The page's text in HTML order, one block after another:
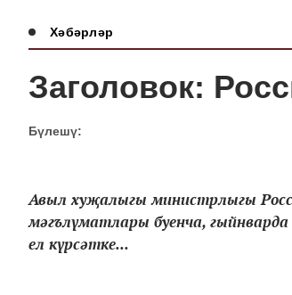
Хәбәрләр
Заголовок:
Бүлешү:
Авыл хуҗалыгы министрлыгы
мәгълүматлары буенча,
ел күрсәтке...